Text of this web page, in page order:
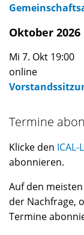
Oktober 2026
Mi 7. Okt 19:00
online
Termine
Klicke den ICAL-
abonnieren.
Auf den
der Nachfrage,
Termine